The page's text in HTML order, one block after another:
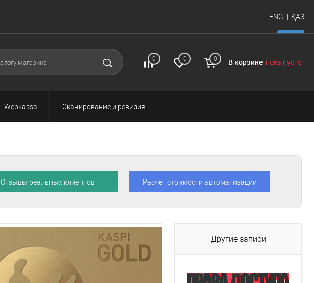
ENG ҚАЗ
регистрация
0 0 0 В корзине пока пусто
Webkassa Сканирование и ревизия
Отзывы реальных клиентов Расчёт стоимости автоматизации
Другие записи